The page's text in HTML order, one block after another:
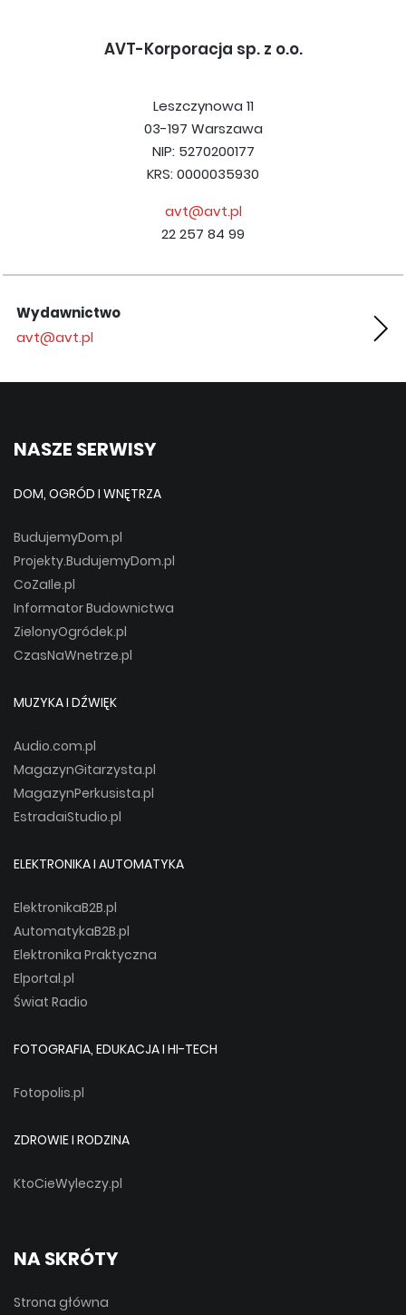
AVT-Korporacja sp. z o.o.
Leszczynowa 11
03-197 Warszawa
NIP: 5270200177
KRS: 0000035930
avt@avt.pl
22 257 84 99
Wydawnictwo
avt@avt.pl
NASZE SERWISY
DOM, OGRÓD I WNĘTRZA
BudujemyDom.pl
Projekty.BudujemyDom.pl
CoZaIle.pl
Informator Budownictwa
ZielonyOgródek.pl
CzasNaWnetrze.pl
MUZYKA I DŹWIĘK
Audio.com.pl
MagazynGitarzysta.pl
MagazynPerkusista.pl
EstradaiStudio.pl
ELEKTRONIKA I AUTOMATYKA
ElektronikaB2B.pl
AutomatykaB2B.pl
Elektronika Praktyczna
Elportal.pl
Świat Radio
FOTOGRAFIA, EDUKACJA I HI-TECH
Fotopolis.pl
ZDROWIE I RODZINA
KtoCieWyleczy.pl
NA SKRÓTY
Strona główna